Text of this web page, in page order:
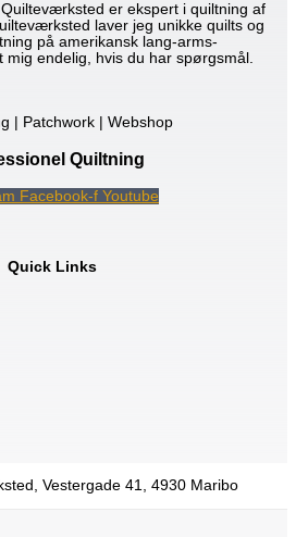
er ekspert i quiltning af
laver jeg unikke quilts og
på amerikansk lang-arms-
mig endelig, hvis du har spørgsmål.
Quiltning
Facebook-f Youtube
Quick Links
Vestergade 41, 4930 Maribo